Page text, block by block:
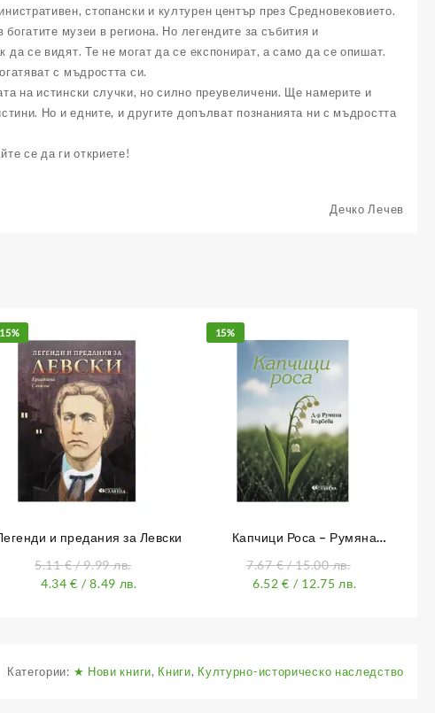
стопански и културен център през Средновековието.
музеи в региона. Но легендите за събития и
се видят. Те не могат да се експонират, а само да се опишат.
с мъдростта си.
на истински случки, но силно преувеличени. Ще намерите и
Но и едните, и другите допълват познанията ни с мъдростта
се да ги откриете!
Дечко Лечев
15%
и предания за Левски
5.11€/ 9.99 лв.
4.34€ / 8.49 лв.
15%
Капчици Роса – Румяна
7.67€/ 15.00 лв.
6.52€ / 12.75 лв.
Категории: ★ Нови книги, Книги, Културно-историческо наследство